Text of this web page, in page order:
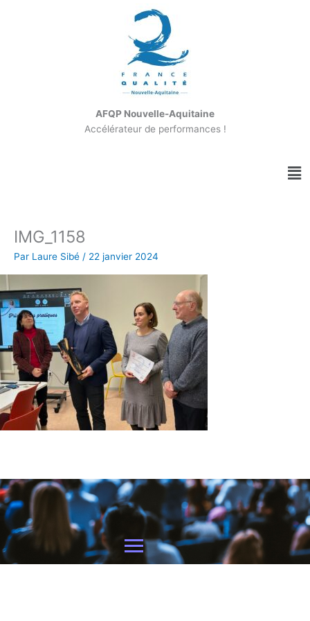
AFQP Nouvelle-Aquitaine
Accélérateur de performances !
IMG_1158
Par Laure Sibé / 22 janvier 2024